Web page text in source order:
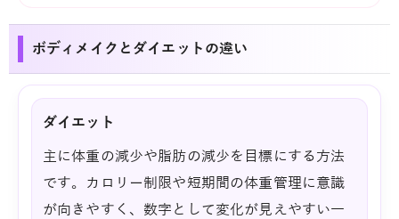
ボディメイクとダイエットの違い
ダイエット
主に体重の減少や脂肪の減少を目標にする方法
です。カロリー制限や短期間の体重管理に意識
が向きやすく、数字として変化が見えやすい一